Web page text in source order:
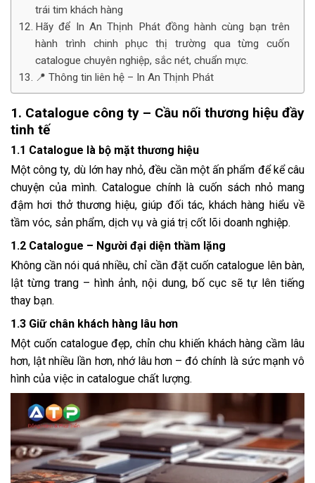
trái tim khách hàng
Hãy để In An Thịnh Phát đồng hành cùng bạn trên
hành trình chinh phục thị trường qua từng cuốn
catalogue chuyên nghiệp, sắc nét, chuẩn mực.
📍 Thông tin liên hệ – In An Thịnh Phát
1. Catalogue công ty – Cầu nối thương hiệu đầy
tinh tế
1.1 Catalogue là bộ mặt thương hiệu
Một công ty, dù lớn hay nhỏ, đều cần một ấn phẩm để kể câu
chuyện của mình. Catalogue chính là cuốn sách nhỏ mang
đậm hơi thở thương hiệu, giúp đối tác, khách hàng hiểu về
tầm vóc, sản phẩm, dịch vụ và giá trị cốt lõi doanh nghiệp.
1.2 Catalogue – Người đại diện thầm lặng
Không cần nói quá nhiều, chỉ cần đặt cuốn catalogue lên bàn,
lật từng trang – hình ảnh, nội dung, bố cục sẽ tự lên tiếng
thay bạn.
1.3 Giữ chân khách hàng lâu hơn
Một cuốn catalogue đẹp, chỉn chu khiến khách hàng cầm lâu
hơn, lật nhiều lần hơn, nhớ lâu hơn – đó chính là sức mạnh vô
hình của việc in catalogue chất lượng.